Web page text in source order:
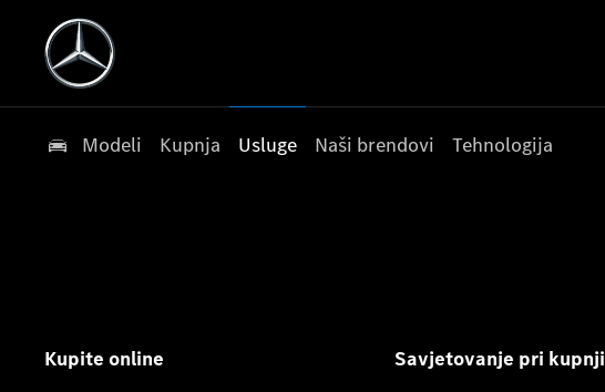
Modeli Kupnja Usluge Naši brendovi Tehnologija
Kupite online Savjetovanje pri kupnji